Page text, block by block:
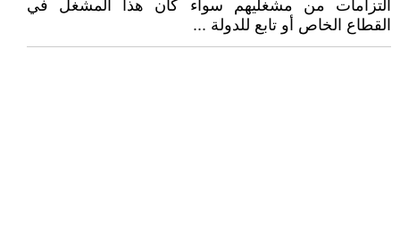
التزامات من مشغليهم سواء كان هذا المشغل في
القطاع الخاص أو تابع للدولة ...